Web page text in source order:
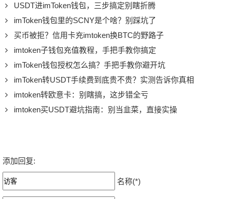
USDT进imToken钱包，三步搞定别瞎折腾
imToken钱包里的SCNY是个啥？别踩坑了
买币被拒？信用卡充imtoken换BTC的野路子
imtoken子钱包充值教程，手把手教你搞定
imToken钱包授权怎么搞？手把手教你避开坑
imToken转USDT手续费到底贵不贵？实测告诉你真相
imtoken转欧意卡：别瞎搞，这步错全亏
imtoken买USDT避坑指南：别当韭菜，直接实操
添加回复:
名称(*)